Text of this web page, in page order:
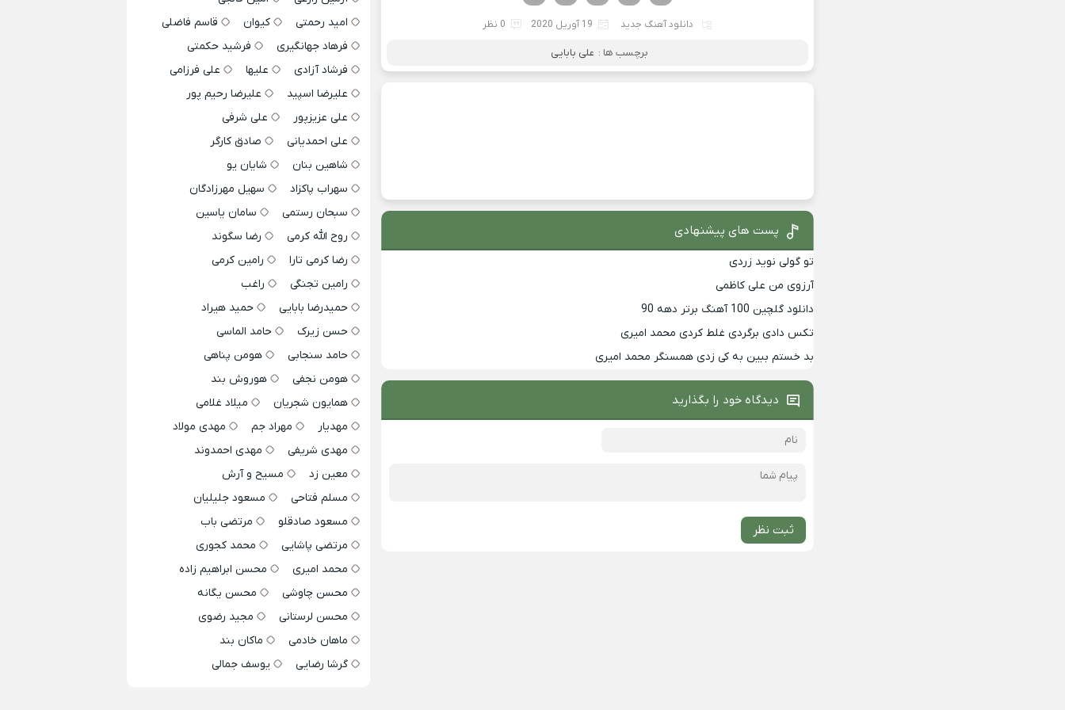
دانلود آهنگ جدید 19 آوریل 2020 0 نظر
برچسب ها : علی بابایی
پست های پیشنهادی
تو گولی نوید زردی
آرزوی من علی کاظمی
دانلود گلچین 100 آهنگ برتر دهه 90
تکس دادی برگردی غلط کردی محمد امیری
بد خستم ببین به کی زدی همسنگر محمد امیری
دیدگاه خود را بگذارید
ثبت نظر
امید رحمتی
کیوان
قاسم فاضلی
فرهاد جهانگیری
فرشید حکمتی
فرشاد آزادی
علیها
علی فرزامی
علیرضا اسپید
علیرضا رحیم پور
علی عزیزپور
علی شرفی
علی احمدیانی
صادق کارگر
شاهین بنان
شایان یو
سهراب پاکزاد
سهیل مهرزادگان
سبحان رستمی
سامان یاسین
روح الله کرمی
رضا سگوند
رضا کرمی تارا
رامین کرمی
رامین تجنگی
راغب
حمیدرضا بابایی
حمید هیراد
حسن زیرک
حامد الماسی
حامد سنجابی
هومن پناهی
هومن نجفی
هوروش بند
همایون شجریان
میلاد غلامی
مهدیار
مهراد جم
مهدی مولاد
مهدی شریفی
مهدی احمدوند
معین زد
مسیح و آرش
مسلم فتاحی
مسعود جلیلیان
مسعود صادقلو
مرتضی باب
مرتضی پاشایی
محمد کجوری
محمد امیری
محسن ابراهیم زاده
محسن چاوشی
محسن یگانه
محسن لرستانی
مجید رضوی
ماهان خادمی
ماکان بند
گرشا رضایی
یوسف جمالی